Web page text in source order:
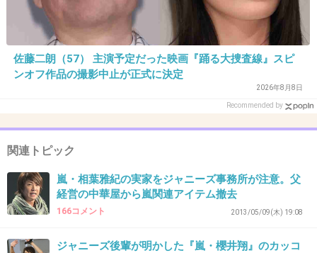
2014/03/26(水) 16:07:47
ジャニーさんお気に入りの吾郎ちゃん、光一、
タッキーの結婚をいつかは許してあげるんだろ
+98 -14
28. 匿名2014/03/26(水) 16:09:12
ジャニオタばかりのここで、一般論言っても仕方ないよ
佐藤二朗（57） 主演予定だった映画『踊る大捜査線』スピ
ンオフ作品の撮影中止が正式に決定
2026年8月8日
Recommended by
関連トピック
嵐・相葉雅紀の実家をジャニーズ事務所が注意。父
経営の中華屋から嵐関連アイテム撤去
166コメント 2013/05/09(木) 19:08
ジャニーズ後輩が明かした『嵐・櫻井翔』のカッコ